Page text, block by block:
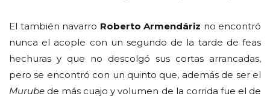
El también navarro Roberto Armendáriz no encontró
nunca el acople con un segundo de la tarde de feas
hechuras y que no descolgó sus cortas arrancadas,
pero se encontró con un quinto que, además de ser el
Murube de más cuajo y volumen de la corrida fue el de